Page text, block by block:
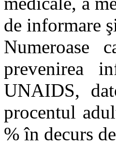
de informare
Numeroase
prevenirea
UNAIDS,
procentul
% în decurs